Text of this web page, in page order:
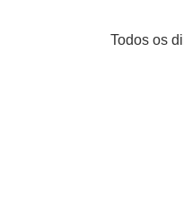
Todos os